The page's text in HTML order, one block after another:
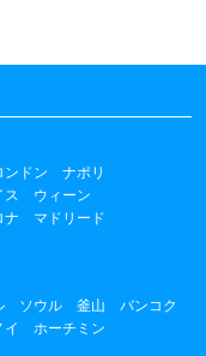
ンドン
ナポリ
ス
ウィーン
ナ
マドリード
ソウル 釜山
バンコク
イ
ホーチミン